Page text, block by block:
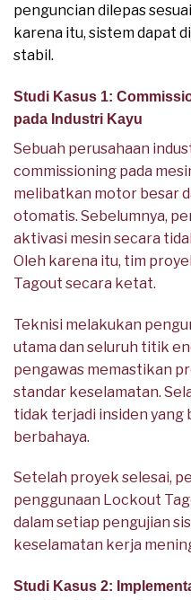
penguncian dilepas
karena itu, sistem dapat
stabil.
Studi Kasus 1:
pada Industri Kayu
Sebuah perusahaan
commissioning pada
melibatkan motor besar
otomatis. Sebelumnya,
aktivasi mesin secara
Oleh karena itu, tim
Tagout secara ketat.
Teknisi melakukan
utama dan seluruh titik
pengawas memastikan
standar keselamatan.
tidak terjadi insiden
berbahaya.
Setelah proyek selesai,
penggunaan Lockout
dalam setiap pengujian
keselamatan kerja
Studi Kasus 2: